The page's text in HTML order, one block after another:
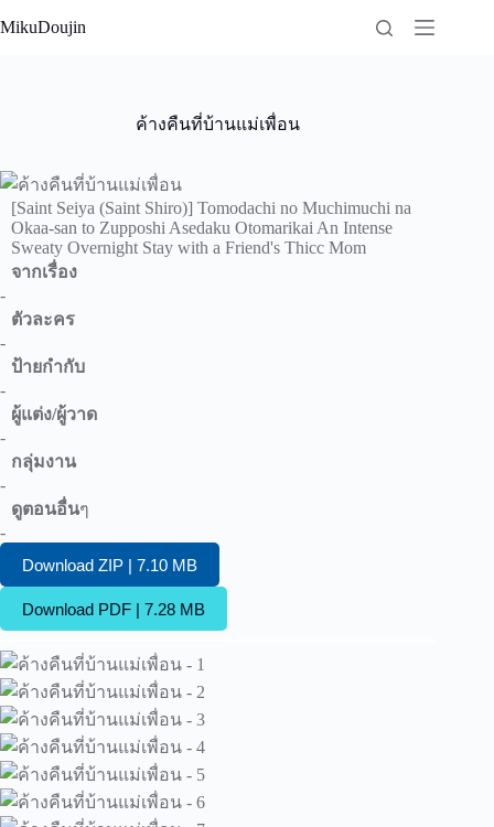
to
MikuDoujin
ค้างคืนที่บ้านแม่เพื่อน
[Saint Seiya (Saint Shiro)] Tomodachi no Muchimuchi na
Okaa-san to Zupposhi Asedaku Otomarikai An Intense
Sweaty Overnight Stay with a Friend's Thicc Mom
จากเรื่อง
-
ตัวละคร
-
ป้ายกำกับ
-
ผู้แต่ง/ผู้วาด
-
กลุ่มงาน
-
ดูตอนอื่นๆ
-
Download ZIP | 7.10 MB
Download PDF | 7.28 MB